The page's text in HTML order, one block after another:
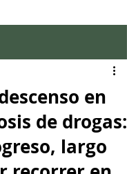
en
de drogas:
largo